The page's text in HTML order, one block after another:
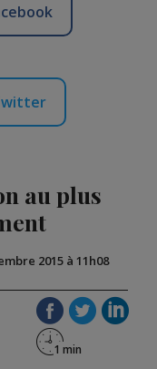
au plus
2015 à 11h08